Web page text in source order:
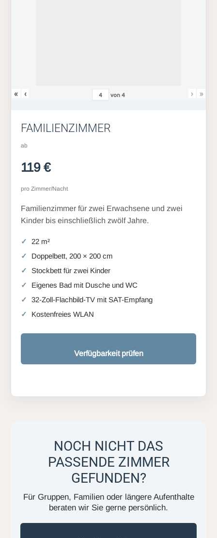
« ‹ von4 › »
FAMILIENZIMMER
ab
119 €
pro Zimmer/Nacht
Familienzimmer für zwei Erwachsene und zwei
Kinder bis einschließlich zwölf Jahre.
22 m²
Doppelbett, 200 × 200 cm
Stockbett für zwei Kinder
Eigenes Bad mit Dusche und WC
32-Zoll-Flachbild-TV mit SAT-Empfang
Kostenfreies WLAN
Verfügbarkeit prüfen
NOCH NICHT DAS
PASSENDE ZIMMER
GEFUNDEN?
Für Gruppen, Familien oder längere Aufenthalte
beraten wir Sie gerne persönlich.